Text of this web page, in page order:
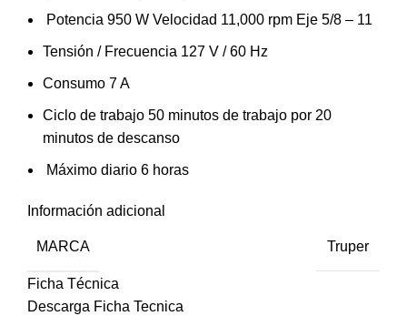
Potencia 950 W Velocidad 11,000 rpm Eje 5/8 – 11
Tensión / Frecuencia 127 V / 60 Hz
Consumo 7 A
Ciclo de trabajo 50 minutos de trabajo por 20
minutos de descanso
Máximo diario 6 horas
Información adicional
MARCA Truper
Ficha Técnica
Descarga Ficha Tecnica